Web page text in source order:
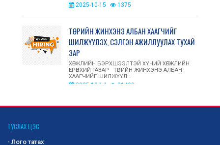
2025-10-15 1375
ТӨРИЙН ЖИНХЭНЭ АЛБАН ХААГЧИЙГ
ШИЛЖҮҮЛЭХ, СЭЛГЭН АЖИЛЛУУЛАХ ТУХАЙ
ЗАР
ХӨГЖЛИЙН БЭРХШЭЭЛТЭЙ ХҮНИЙ ХӨГЖЛИЙН
ЕРӨНХИЙ ГАЗАР ТӨРИЙН ЖИНХЭНЭ АЛБАН
ХААГЧИЙГ ШИЛЖҮҮЛ...
2025-10-14 21409
ТУСЛАХ ЦЭС
- Лого татах